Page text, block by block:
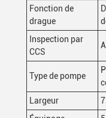
Fonction de
drague
Inspection par
CCS
Type de pompe
Largeur